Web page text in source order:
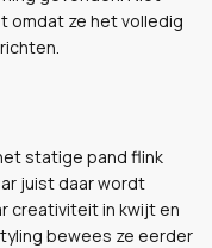
omdat ze het volledig
statige pand flink
juist daar wordt
creativiteit in kwijt en
bewees ze eerder